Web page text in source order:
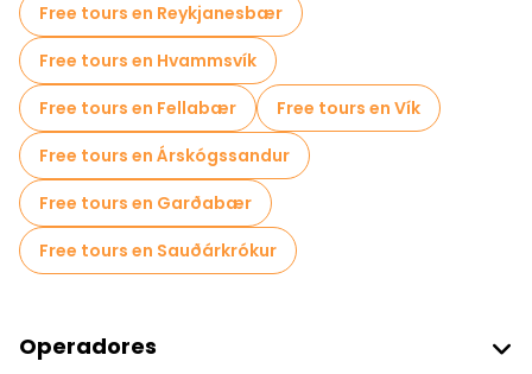
Free tours en Reykjanesbær
Free tours en Hvammsvík
Free tours en Fellabær
Free tours en Vík
Free tours en Árskógssandur
Free tours en Garðabær
Free tours en Sauðárkrókur
Operadores